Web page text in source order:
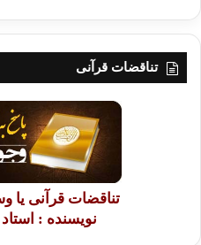
تناقضات قرآنی
تناقضات قرآنی
نویسنده :